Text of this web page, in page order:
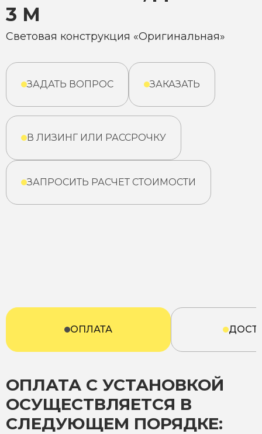
3 М
Световая конструкция «Оригинальная»
ЗАДАТЬ ВОПРОС ЗАКАЗАТЬ
В ЛИЗИНГ ИЛИ РАССРОЧКУ
ЗАПРОСИТЬ РАСЧЕТ СТОИМОСТИ
ОПЛАТА
ОПЛАТА С УСТАНОВКОЙ
ОСУЩЕСТВЛЯЕТСЯ В
СЛЕДУЮЩЕМ ПОРЯДКЕ: